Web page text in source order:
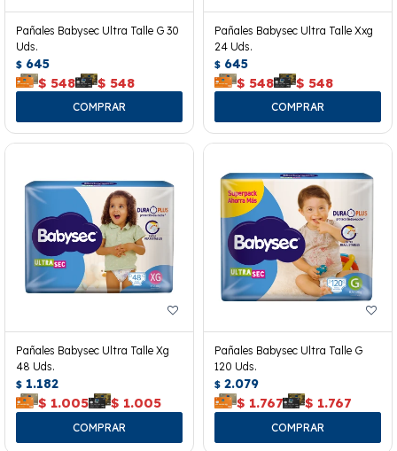
Pañales Babysec Ultra Talle G 30
Uds.
$ 645
$ 548 $ 548
Pañales Babysec Ultra Talle Xxg
24 Uds.
$ 645
$ 548 $ 548
Pañales Babysec Ultra Talle Xg
48 Uds.
$ 1.182
$ 1.005 $ 1.005
Pañales Babysec Ultra Talle G
120 Uds.
$ 2.079
$ 1.767 $ 1.767